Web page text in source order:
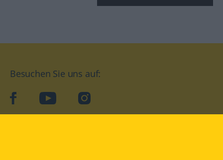
Besuchen Sie uns auf:
facebookYouTube Instagram